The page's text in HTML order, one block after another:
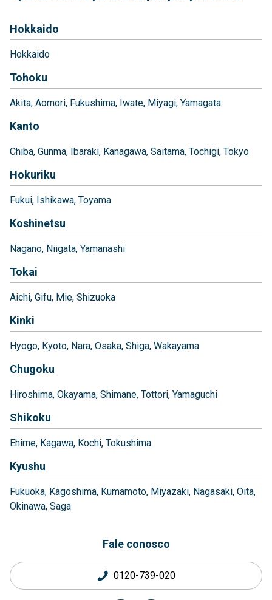
Hokkaido
Hokkaido
Tohoku
Akita Aomori Fukushima Iwate Miyagi Yamagata
Kanto
Chiba Gunma Ibaraki Kanagawa Saitama Tochigi Tokyo
Hokuriku
Fukui Ishikawa Toyama
Koshinetsu
Nagano Niigata Yamanashi
Tokai
Aichi Gifu Mie Shizuoka
Kinki
Hyogo Kyoto Nara Osaka Shiga Wakayama
Chugoku
Hiroshima Okayama Shimane Tottori Yamaguchi
Shikoku
Ehime Kagawa Kochi Tokushima
Kyushu
Fukuoka Kagoshima Kumamoto Miyazaki Nagasaki Oita
Okinawa Saga
Fale conosco
0120-739-020